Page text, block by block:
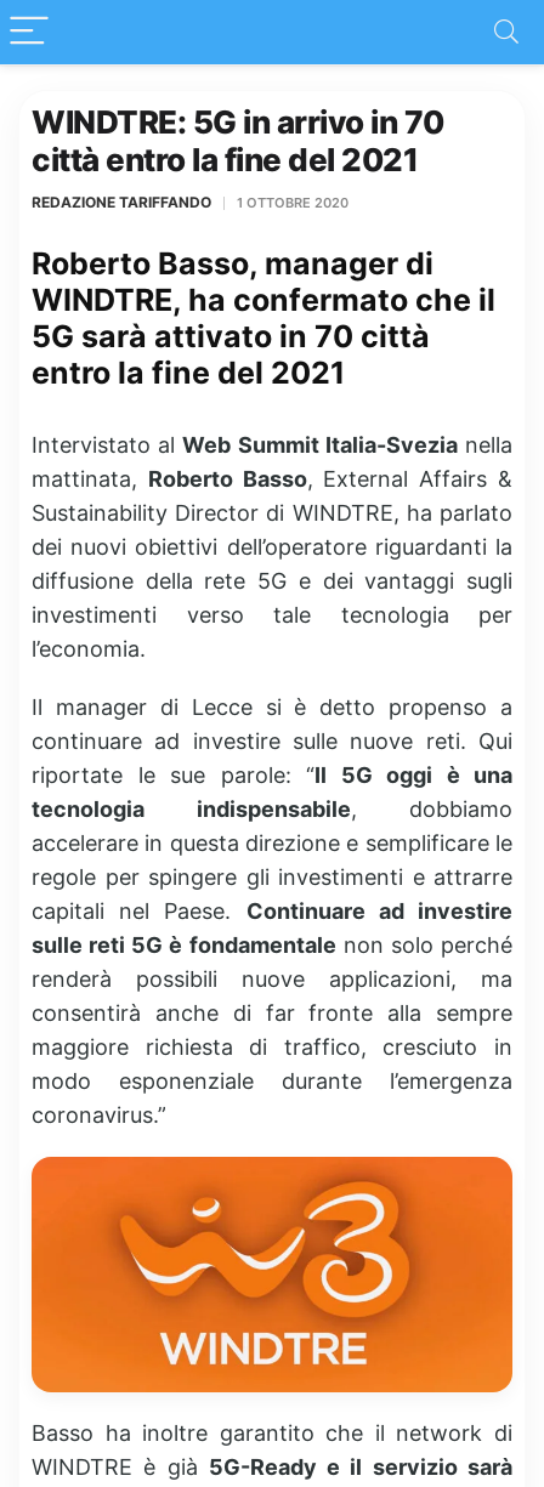
WINDTRE: 5G in arrivo in 70
città entro la fine del 2021
REDAZIONE TARIFFANDO 1 OTTOBRE 2020
Roberto Basso, manager di
WINDTRE, ha confermato che il
5G sarà attivato in 70 città
entro la fine del 2021
Intervistato alWeb Summit Italia-Svezianella
mattinata, Roberto Basso, External Affairs &
Sustainability Director di WINDTRE, ha parlato
dei nuovi obiettivi dell’operatore riguardanti la
diffusione della rete 5G e dei vantaggi sugli
investimenti verso tale tecnologia per
l’economia.
Il manager di Lecce si è detto propenso a
continuare ad investire sulle nuove reti. Qui
riportate le sue parole: “Il 5G oggi è una
tecnologia indispensabile, dobbiamo
accelerare in questa direzione e semplificare le
regole per spingere gli investimenti e attrarre
capitali nel Paese. Continuare ad investire
sulle reti 5G è fondamentale non solo perché
renderà possibili nuove applicazioni, ma
consentirà anche di far fronte alla sempre
maggiore richiesta di traffico, cresciuto in
modo esponenziale durante l’emergenza
coronavirus.”
Basso ha inoltre garantito che il network di
WINDTRE è già 5G-Ready e il servizio sarà